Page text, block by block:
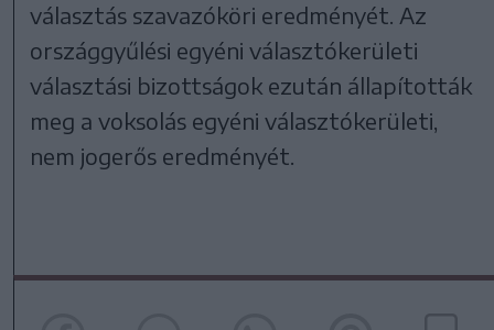
választás szavazóköri eredményét. Az
országgyűlési egyéni választókerületi
választási bizottságok ezután állapították
meg a voksolás egyéni választókerületi,
nem jogerős eredményét.